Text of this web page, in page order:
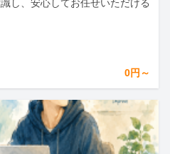
し、安心してお任せいただける
0円～